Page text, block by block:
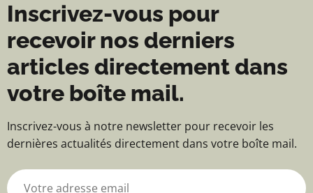
Inscrivez-vous pour
recevoir nos derniers
articles directement dans
votre boîte mail.
Inscrivez-vous à notre newsletter pour recevoir les
dernières actualités directement dans votre boîte mail.